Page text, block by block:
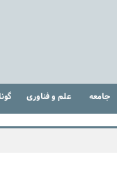
جامعه علم و فناوری